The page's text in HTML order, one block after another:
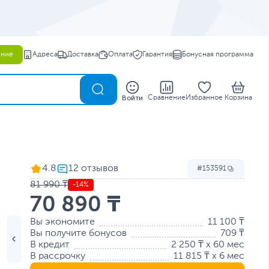
Адреса Доставка Оплата Гарантия Бонусная программа
Войти Сравнение Избранное Корзина
4.8 153591
81 990 ₸ -14%
70 890 ₸
Вы экономите
11 100 ₸
Вы получите бонусов
709 ₸
В кредит
2 250 ₸ x 60 мес
В рассрочку
11 815 ₸ x 6 мес